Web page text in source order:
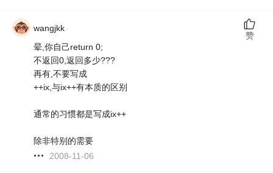
wangjkk
晕,你自己return 0;
不返回0,返回多少???
再有,不要写成
++ix,与ix++有本质的区别
通常的习惯都是写成ix++
除非特别的需要
2008-11-06
赞